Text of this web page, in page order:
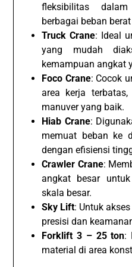
fleksibilitas
berbagai beban
Truck Crane: Ideal
yang mudah
kemampuan angkat
Foco Crane: Cocok
area kerja terbatas,
manuver yang baik.
Hiab Crane:
memuat beban ke
dengan efisiensi
Crawler Crane:
angkat besar untuk
skala besar.
Sky Lift: Untuk
presisi dan
Forklift 3 – 25 ton:
material di area